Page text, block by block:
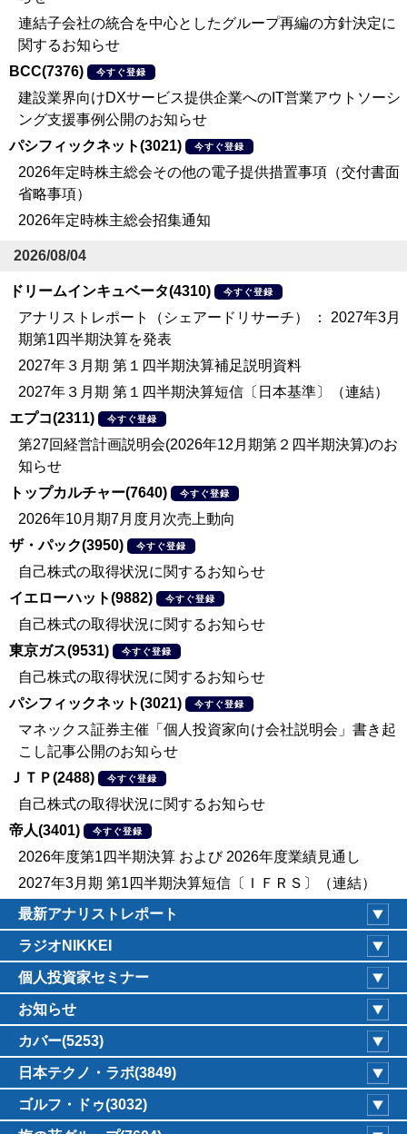
連結子会社の統合を中心としたグループ再編の方針決定に
関するお知らせ
BCC(7376)
今すぐ登録
建設業界向けDXサービス提供企業へのIT営業アウトソーシ
ング支援事例公開のお知らせ
パシフィックネット(3021)
今すぐ登録
2026年定時株主総会その他の電子提供措置事項（交付書面
省略事項）
2026年定時株主総会招集通知
2026/08/04
ドリームインキュベータ(4310) 今すぐ登録
アナリストレポート（シェアードリサーチ） ： 2027年3月
期第1四半期決算を発表
2027年３月期 第１四半期決算補足説明資料
2027年３月期 第１四半期決算短信〔日本基準〕（連結）
エプコ(2311)
今すぐ登録
第27回経営計画説明会(2026年12月期第２四半期決算)のお
知らせ
トップカルチャー(7640)
今すぐ登録
2026年10月期7月度月次売上動向
ザ・パック(3950)
今すぐ登録
自己株式の取得状況に関するお知らせ
イエローハット(9882)
今すぐ登録
自己株式の取得状況に関するお知らせ
東京ガス(9531)
今すぐ登録
自己株式の取得状況に関するお知らせ
パシフィックネット(3021)
今すぐ登録
マネックス証券主催「個人投資家向け会社説明会」書き起
こし記事公開のお知らせ
ＪＴＰ(2488)
今すぐ登録
自己株式の取得状況に関するお知らせ
帝人(3401)
今すぐ登録
2026年度第1四半期決算 および 2026年度業績見通し
2027年3月期 第1四半期決算短信〔ＩＦＲＳ〕（連結）
最新アナリストレポート
ラジオNIKKEI
個人投資家セミナー
お知らせ
カバー(5253)
日本テクノ・ラボ(3849)
ゴルフ・ドゥ(3032)